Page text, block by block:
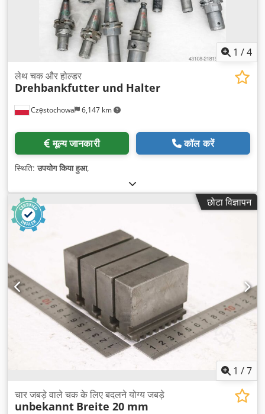
1 /4
Częstochowa 6,147 km
लेथ चक और होल्डर
Drehbankfutter und Halter
मूल्य जानकारी कॉल करें
स्थिति:उपयोग किया हुआ,
छोटा विज्ञापन
1 /7
चार जबड़े वाले चक के लिए बदलने योग्य जबड़े
unbekannt Breite 20 mm